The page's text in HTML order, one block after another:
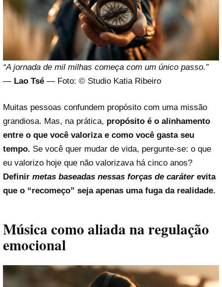
“A jornada de mil milhas começa com um único passo.”
— Lao Tsé — Foto: © Studio Katia Ribeiro
Muitas pessoas confundem propósito com uma missão
grandiosa. Mas, na prática, propósito é o alinhamento
entre o que você valoriza e como você gasta seu
tempo. Se você quer mudar de vida, pergunte-se: o que
eu valorizo hoje que não valorizava há cinco anos?
Definir metas baseadas nessas forças de caráter evita
que o “recomeço” seja apenas uma fuga da realidade.
Música como aliada na regulação
emocional